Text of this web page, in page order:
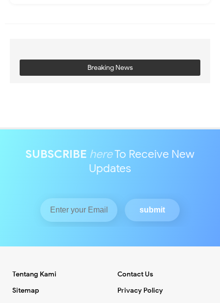
Breaking News
SUBSCRIBE hereTo Receive New
Updates
Tentang Kami
Contact Us
Sitemap
Privacy Policy